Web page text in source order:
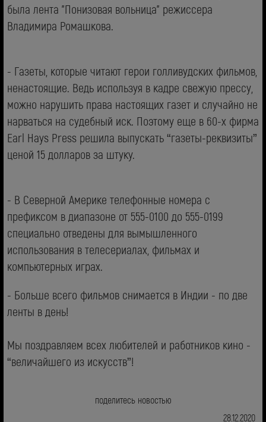
была лента "Понизовая вольница" режиссера
Владимира Ромашкова.
- Газеты, которые читают герои голливудских фильмов,
ненастоящие. Ведь используя в кадре свежую прессу,
можно нарушить права настоящих газет и случайно не
нарваться на судебный иск. Поэтому еще в 60-х фирма
Earl Hays Press решила выпускать “газеты-реквизиты”
ценой 15 долларов за штуку.
- В Северной Америке телефонные номера с
префиксом в диапазоне от 555-0100 до 555-0199
специально отведены для вымышленного
использования в телесериалах, фильмах и
компьютерных играх.
- Больше всего фильмов снимается в Индии - по две
ленты в день!
Мы поздравляем всех любителей и работников кино -
“величайшего из искусств”!
поделитесь новостью
28.12.2020